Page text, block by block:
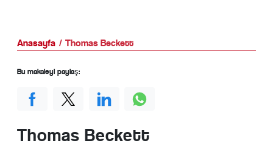
Anasayfa Thomas Beckett
Thomas Beckett
Bu makaleyi paylaş: